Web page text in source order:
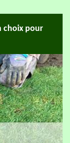
choix pour